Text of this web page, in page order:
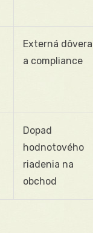
Externá dôvera
a compliance
Dopad
hodnotového
riadenia na
obchod